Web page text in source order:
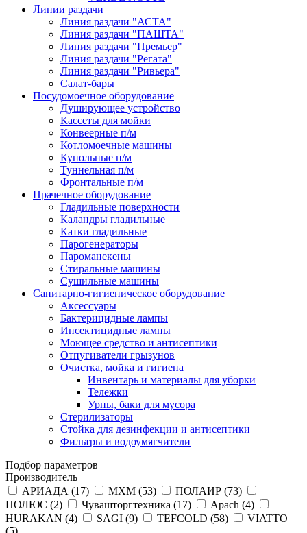
Линии раздачи
Линия раздачи "АСТА"
Линия раздачи "ПАШТА"
Линия раздачи "Премьер"
Линия раздачи "Регата"
Линия раздачи "Ривьера"
Салат-бары
Посудомоечное оборудование
Душирующее устройство
Кассеты для мойки
Конвеерные п/м
Котломоечные машины
Купольные п/м
Туннельная п/м
Фронтальные п/м
Прачечное оборудование
Гладильные поверхности
Каландры гладильные
Катки гладильные
Парогенераторы
Пароманекены
Стиральные машины
Сушильные машины
Санитарно-гигиеническое оборудование
Аксессуары
Бактерицидные лампы
Инсектицидные лампы
Моющее средство и антисептики
Отпугиватели грызунов
Очистка, мойка и гигиена
Инвентарь и материалы для уборки
Тележки
Урны, баки для мусора
Стерилизаторы
Стойка для дезинфекции и антисептики
Фильтры и водоумягчители
Подбор параметров
Производитель
АРИАДА (17) МХМ (53) ПОЛАИР (73)
ПОЛЮС (2) Чувашторгтехника (17) Apach (4)
HURAKAN (4) SAGI (9) TEFCOLD (58)
VIATTO
(5)